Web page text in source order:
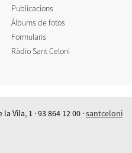
Publicacions
Àlbums de fotos
Formularis
Ràdio Sant Celoni
Vila, 1 · 93 864 12 00 ·santceloni